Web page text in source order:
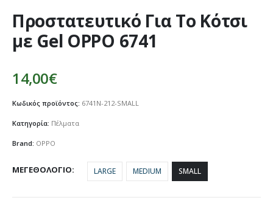
Προστατευτικό Για Το Κότσι
με Gel OPPO 6741
14,00€
Κωδικός προϊόντος: 6741Ν-212-SMALL
Κατηγορία: Πέλματα
Brand: OPPO
ΜΕΓΕΘΟΛΟΓΙΟ LARGE MEDIUM SMALL